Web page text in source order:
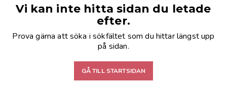
Vi kan inte hitta sidan du letade
efter.
Prova gärna att söka i sökfältet som du hittar längst upp
på sidan.
GÅ TILL STARTSIDAN